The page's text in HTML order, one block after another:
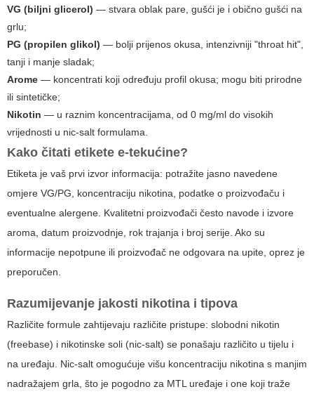
VG (biljni glicerol) — stvara oblak pare, gušći je i obično gušći na
grlu;
PG (propilen glikol) — bolji prijenos okusa, intenzivniji "throat hit",
tanji i manje sladak;
Arome — koncentrati koji određuju profil okusa; mogu biti prirodne
ili sintetičke;
Nikotin — u raznim koncentracijama, od 0 mg/ml do visokih
vrijednosti u nic-salt formulama.
Kako čitati etikete e-tekućine?
Etiketa je vaš prvi izvor informacija: potražite jasno navedene
omjere VG/PG, koncentraciju nikotina, podatke o proizvođaču i
eventualne alergene. Kvalitetni proizvođači često navode i izvore
aroma, datum proizvodnje, rok trajanja i broj serije. Ako su
informacije nepotpune ili proizvođač ne odgovara na upite, oprez je
preporučen.
Razumijevanje jakosti nikotina i tipova
Različite formule zahtijevaju različite pristupe: slobodni nikotin
(freebase) i nikotinske soli (nic-salt) se ponašaju različito u tijelu i
na uređaju. Nic-salt omogućuje višu koncentraciju nikotina s manjim
nadražajem grla, što je pogodno za MTL uređaje i one koji traže